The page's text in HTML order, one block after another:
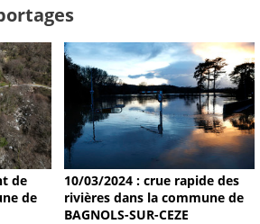
de
de
10/03/2024 : crue rapide des
rivières dans la commune de
BAGNOLS-SUR-CEZE